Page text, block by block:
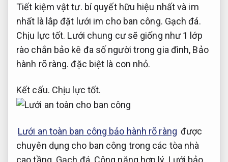
Tiết kiệm vật tư. bí quyết hữu hiệu nhất và im
nhất là lắp đặt lưới im cho ban công. Gạch đá.
Chịu lực tốt. Lưới chung cư sẽ giống như 1 lớp
rào chắn bảo kê đa số người trong gia đình, Bảo
hành rõ ràng. đặc biệt là con nhỏ.
Kết cấu. Chịu lực tốt.
Lưới an toàn ban công bảo hành rõ ràng được
chuyên dụng cho ban công trong các tòa nhà
cao tầng. Gạch đá. Công năng hợp lý. Lưới bảo